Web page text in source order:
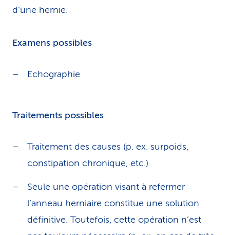
d’une hernie.
Examens possibles
Echographie
Traitements possibles
Traitement des causes (p. ex. surpoids,
constipation chronique, etc.)
Seule une opération visant à refermer
l’anneau herniaire constitue une solution
définitive. Toutefois, cette opération n’est